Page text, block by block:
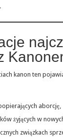
kanon ten
aborcję,
żyjących w
związkach